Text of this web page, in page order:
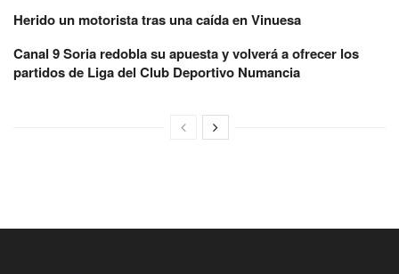
Herido un motorista tras una caída en Vinuesa
Canal 9 Soria redobla su apuesta y volverá a ofrecer los
partidos de Liga del Club Deportivo Numancia